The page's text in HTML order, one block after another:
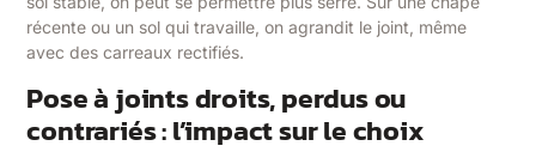
récente ou un sol qui travaille, on agrandit le joint, même
avec des carreaux rectifiés.
Pose à joints droits, perdus ou
contrariés : l’impact sur le choix